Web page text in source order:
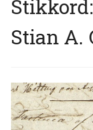
Stikkord:
Stian A.